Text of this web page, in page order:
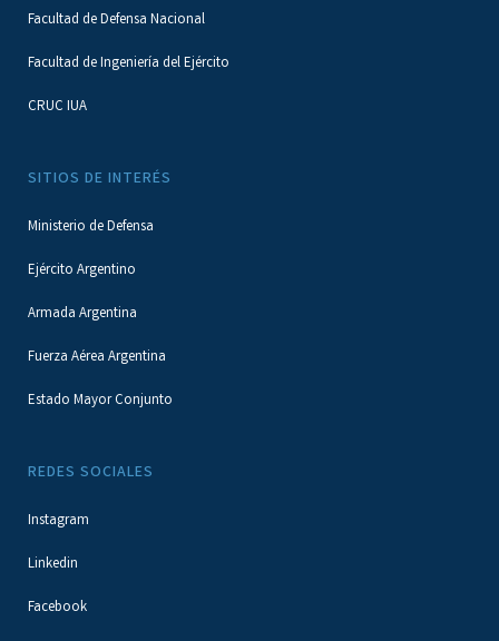
Facultad de Defensa Nacional
Facultad de Ingeniería del Ejército
CRUC IUA
SITIOS DE INTERÉS
Ministerio de Defensa
Ejército Argentino
Armada Argentina
Fuerza Aérea Argentina
Estado Mayor Conjunto
REDES SOCIALES
Instagram
Linkedin
Facebook